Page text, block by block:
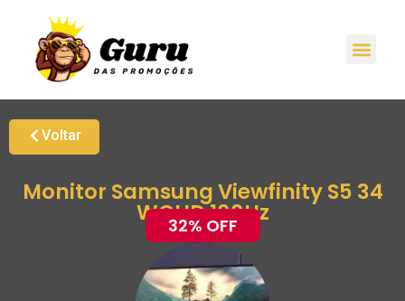
Voltar
Monitor Samsung Viewfinity S5 34
WQHD 100Hz
32% OFF